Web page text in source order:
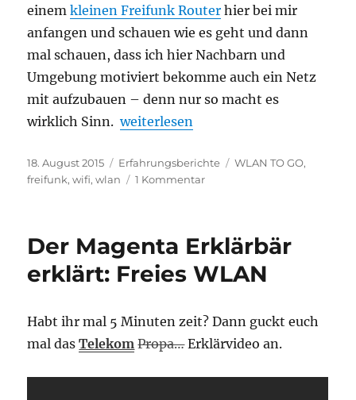
einemkleinen Freifunk Router hier bei mir
anfangen und schauen wie es geht und dann
mal schauen, dass ich hier Nachbarn und
Umgebung motiviert bekomme auch ein Netz
mit aufzubauen – denn nur so macht es
wirklich Sinn.„Selbstversuch: Freifunk in
weiterlesen
Veröffentlicht
am
18. August 2015 Kategorien
Erfahrungsberichte Schlagwörter
WLAN TO GO,
freifunk,wifi,wlan 1 Kommentarzu
Kelsterbach
wie
kam
Der Magenta Erklärbär
erklärt: Freies WLAN
Habt ihr mal 5 Minuten zeit? Dann guckt euch
mal dasTelekom Propa…Erklärvideo an.